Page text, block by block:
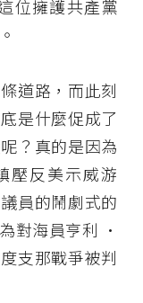
位擁護共產黨
道路，而此刻
是什麼促成了
？真的是因為
壓反美示威游
員的鬧劇式的
對海員亨利 •
支那戰爭被判